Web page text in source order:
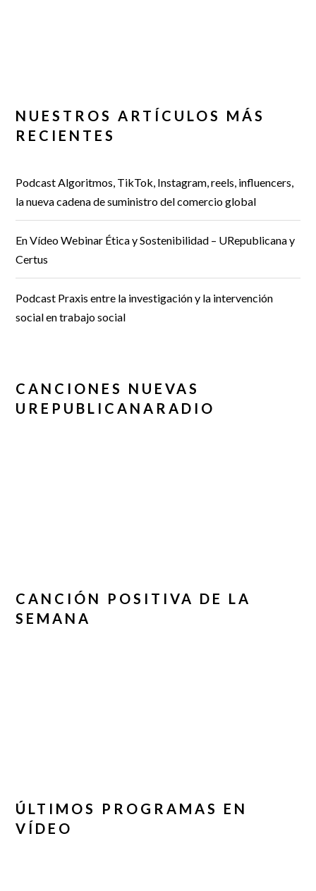
NUESTROS ARTÍCULOS MÁS
RECIENTES
Podcast Algoritmos, TikTok, Instagram, reels, influencers,
la nueva cadena de suministro del comercio global
En Vídeo Webinar Ética y Sostenibilidad – URepublicana y
Certus
Podcast Praxis entre la investigación y la intervención
social en trabajo social
CANCIONES NUEVAS
UREPUBLICANARADIO
CANCIÓN POSITIVA DE LA
SEMANA
ÚLTIMOS PROGRAMAS EN
VÍDEO